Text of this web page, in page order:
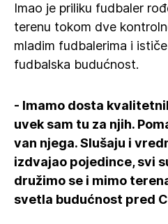
Imao je priliku fudbaler
terenu tokom dve
mladim fudbalerima i
fudbalska budućnost.
- Imamo dosta
uvek sam tu za njih.
van njega. Slušaju i
izdvajao pojedince, svi
družimo se i mimo
svetla budućnost pred